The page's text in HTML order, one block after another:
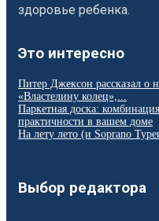
здоровье ребенка.
Это интересно
Питер Джексон рассказал о
«Властелину колец»,...
Паркетная доска:
практичности в вашем доме
На лету лето (и Soprano
Выбор редактора